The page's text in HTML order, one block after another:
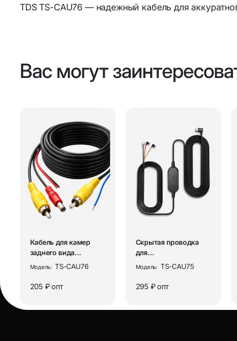
TDS TS-CAU76 — надежный кабель для
Вас могут
Кабель для камер
заднего вида
RCA+питание, провод
Модель: TS-CAU76
205 ₽опт
Скрытая проводка
для
видеорегистраторов,
кабель...
Модель: TS-CAU75
295 ₽опт